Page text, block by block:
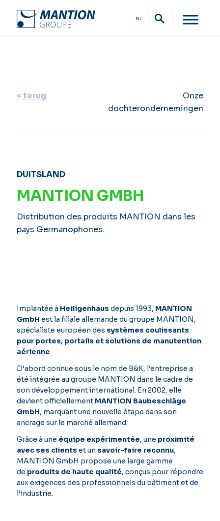
NL
< terug
Onze
dochterondernemingen
DUITSLAND
MANTION GMBH
Distribution des produits MANTION dans les
pays Germanophones.
Implantée à Heiligenhaus depuis 1993, MANTION
GmbH est la filiale allemande du groupe MANTION,
spécialiste européen des systèmes coulissants
pour portes, portails et solutions de manutention
aérienne.
D’abord connue sous le nom de B&K, l’entreprise a
été intégrée au groupe MANTION dans le cadre de
son développement international. En 2002, elle
devient officiellement MANTION Baubeschläge
GmbH, marquant une nouvelle étape dans son
ancrage sur le marché allemand.
Grâce à une équipe expérimentée, une proximité
avec ses clients et un savoir-faire reconnu,
MANTION GmbH propose une large gamme
de produits de haute qualité, conçus pour répondre
aux exigences des professionnels du bâtiment et de
l’industrie.